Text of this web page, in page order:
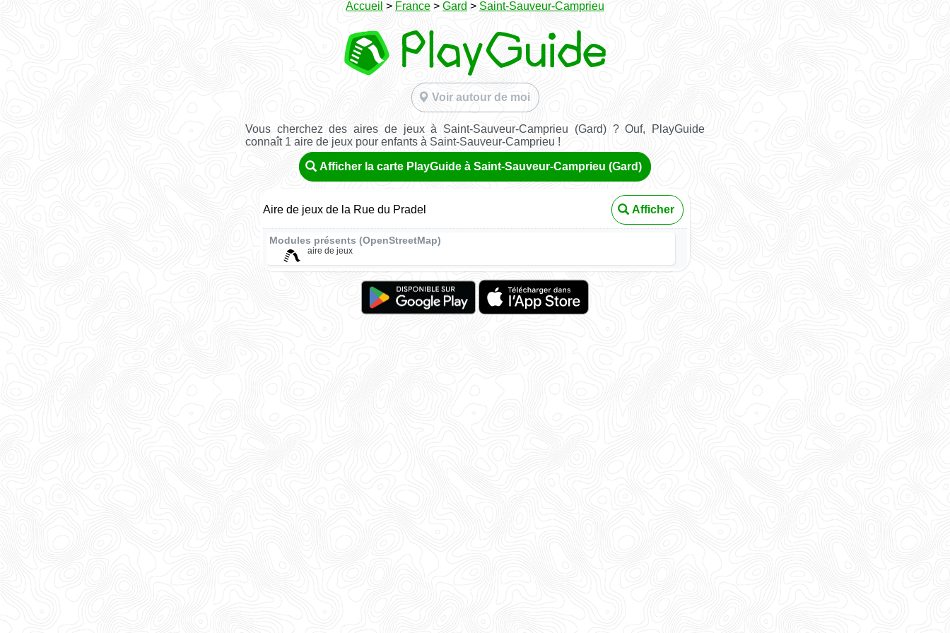
Accueil > France > Gard > Saint-Sauveur-Camprieu
Voir autour de moi
Vous cherchez des aires de jeux à Saint-Sauveur-Camprieu (Gard) ? Ouf, PlayGuide
connaît 1 aire de jeux pour enfants à Saint-Sauveur-Camprieu !
Afficher la carte PlayGuide à Saint-Sauveur-Camprieu (Gard)
Aire de jeux de la Rue du Pradel Afficher
Modules présents (OpenStreetMap)
aire de jeux